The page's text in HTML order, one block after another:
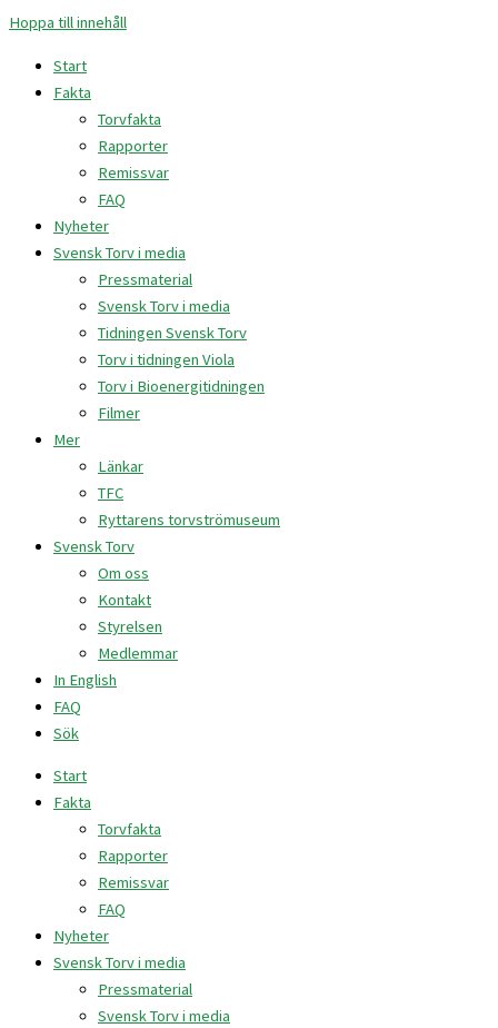
Hoppa till innehåll
Start
Fakta
Torvfakta
Rapporter
Remissvar
FAQ
Nyheter
Svensk Torv i media
Pressmaterial
Svensk Torv i media
Tidningen Svensk Torv
Torv i tidningen Viola
Torv i Bioenergitidningen
Filmer
Mer
Länkar
TFC
Ryttarens torvströmuseum
Svensk Torv
Om oss
Kontakt
Styrelsen
Medlemmar
In English
FAQ
Sök
Start
Fakta
Torvfakta
Rapporter
Remissvar
FAQ
Nyheter
Svensk Torv i media
Pressmaterial
Svensk Torv i media